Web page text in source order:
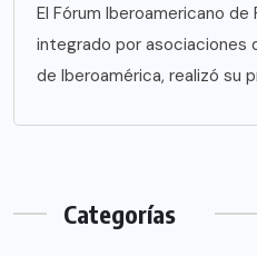
El Fórum Iberoamericano
integrado por asociaciones
de Iberoamérica, realizó su
Categorías